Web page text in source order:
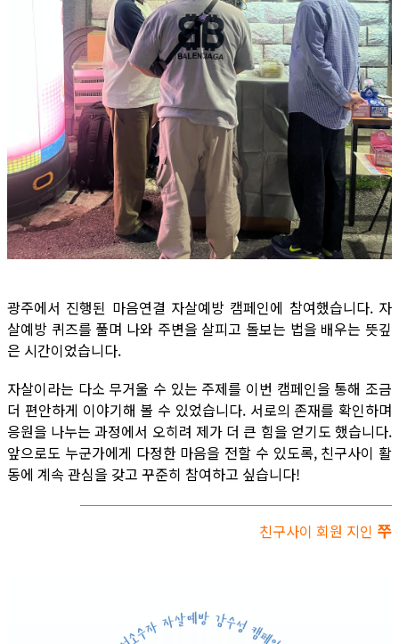
광주에서 진행된 마음연결 자살예방 캠페인에 참여했습니다. 자
살예방 퀴즈를 풀며 나와 주변을 살피고 돌보는 법을 배우는 뜻깊
은 시간이었습니다.
자살이라는 다소 무거울 수 있는 주제를 이번 캠페인을 통해 조금
더 편안하게 이야기해 볼 수 있었습니다. 서로의 존재를 확인하며
응원을 나누는 과정에서 오히려 제가 더 큰 힘을 얻기도 했습니다.
앞으로도 누군가에게 다정한 마음을 전할 수 있도록, 친구사이 활
동에 계속 관심을 갖고 꾸준히 참여하고 싶습니다!
친구사이 회원 지인 쭈